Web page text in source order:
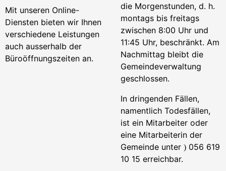
Mit unseren Online-
Diensten bieten wir Ihnen
verschiedene Leistungen
auch ausserhalb der
Büroöffnungszeiten an.
die Morgenstunden, d. h.
montags bis freitags
zwischen 8:00 Uhr und
11:45 Uhr, beschränkt. Am
Nachmittag bleibt die
Gemeindeverwaltung
geschlossen.
In dringenden Fällen,
namentlich Todesfällen,
ist ein Mitarbeiter oder
eine Mitarbeiterin der
Gemeinde unter ) 056 619
10 15 erreichbar.